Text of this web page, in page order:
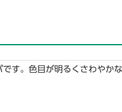
す。色目が明るくさわやか